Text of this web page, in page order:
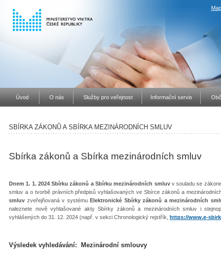
Úvod O nás Služby pro veřejnost Informační servis
SBÍRKA ZÁKONŮ A SBÍRKA MEZINÁRODNÍCH SMLUV
Sbírka zákonů a Sbírka mezinárodních smluv
Dnem 1. 1. 2024 Sbírku zákonů a Sbírku mezinárodních smluvv souladu se
smluv a o tvorbě právních předpisů vyhlašovaných ve Sbírce zákonů a
smluv zveřejňovaná v systémuElektronické Sbírky zákonů a mezinárodních
naleznete nově vyhlašované akty Sbírky zákonů a mezinárodních smluv i
vyhlášených do 31. 12. 2024 (např. v sekci Chronologický rejstřík, https://www.e-
Výsledek vyhledávání: Mezinárodní smlouvy